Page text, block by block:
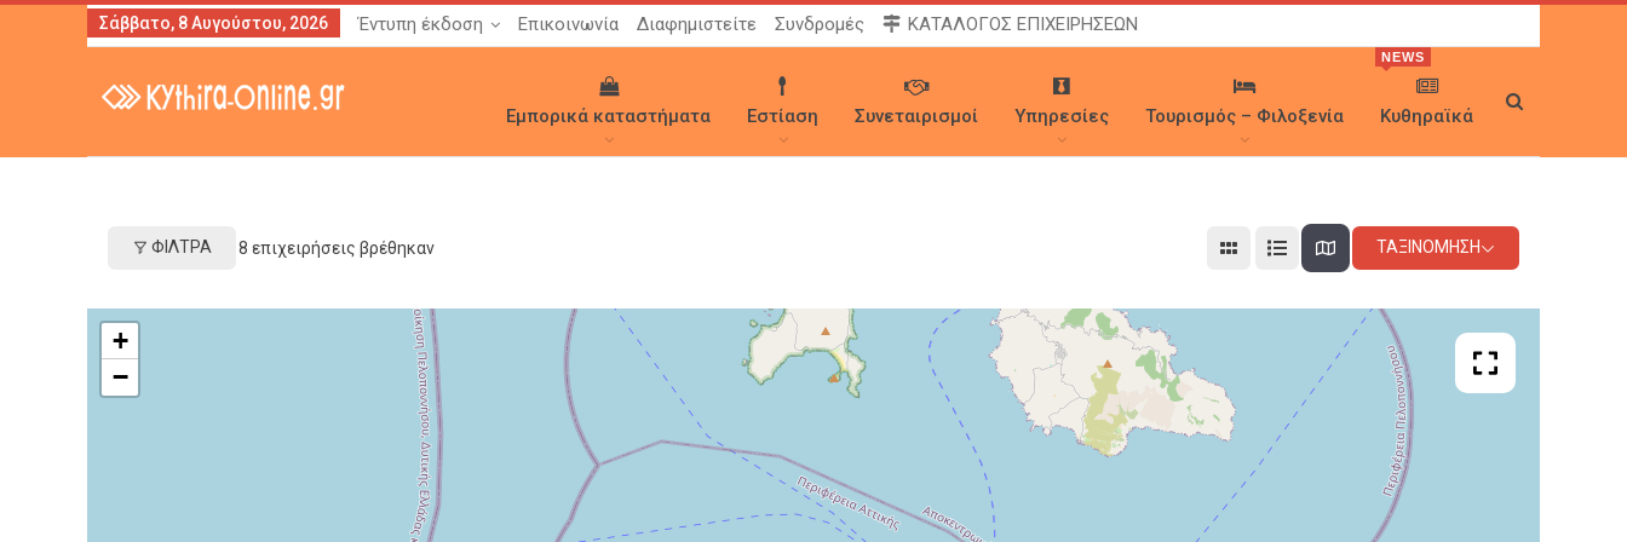
Σάββατο, 8 Αυγούστου, 2026 Έντυπη έκδοση Επικοινωνία Διαφημιστείτε Συνδρομές ΚΑΤΑΛΟΓΟΣ ΕΠΙΧΕΙΡΗΣΕΩΝ
Εμπορικά καταστήματα Εστίαση Συνεταιρισμοί Υπηρεσίες Τουρισμός – Φιλοξενία Κυθηραϊκά
NEWS
ΦΊΛΤΡΑ 8 επιχειρήσεις βρέθηκαν ΤΑΞΙΝΌΜΗΣΗ
+
−